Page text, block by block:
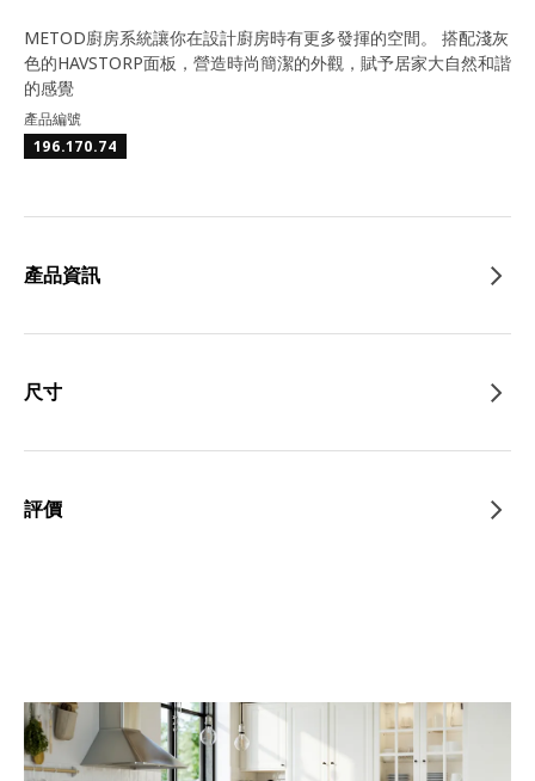
METOD廚房系統讓你在設計廚房時有更多發揮的空間。 搭配淺灰
色的HAVSTORP面板，營造時尚簡潔的外觀，賦予居家大自然和諧
的感覺
產品編號
196.170.74
產品資訊
尺寸
評價